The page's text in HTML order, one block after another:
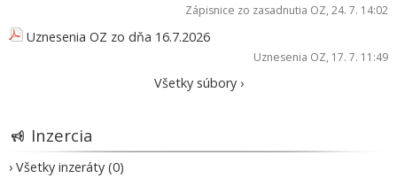
Zápisnice zo zasadnutia OZ, 24. 7. 14:02
Uznesenia OZ zo dňa 16.7.2026
Uznesenia OZ, 17. 7. 11:49
Všetky súbory ›
Inzercia
› Všetky inzeráty (0)